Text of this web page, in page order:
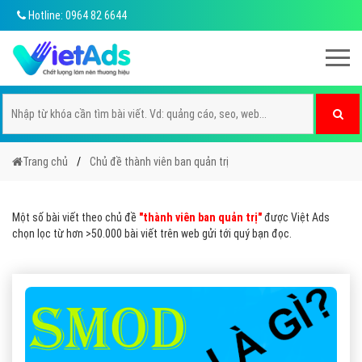
Hotline: 0964 82 6644
Trang chủ Chủ đề thành viên ban quản trị
Một số bài viết theo chủ đề "thành viên ban quản trị"được Việt Ads
chọn lọc từ hơn >50.000 bài viết trên web gửi tới quý bạn đọc.